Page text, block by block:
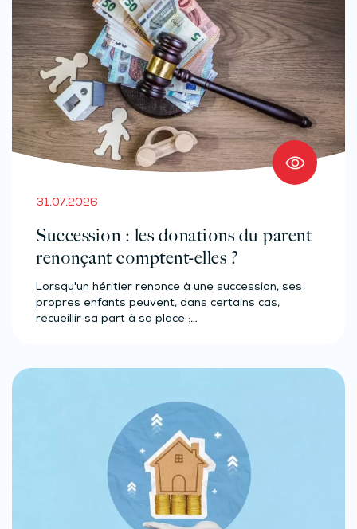
31.07.2026
Succession : les donations du parent
renonçant comptent-elles ?
Lorsqu'un héritier renonce à une succession, ses
propres enfants peuvent, dans certains cas,
recueillir sa part à sa place :…